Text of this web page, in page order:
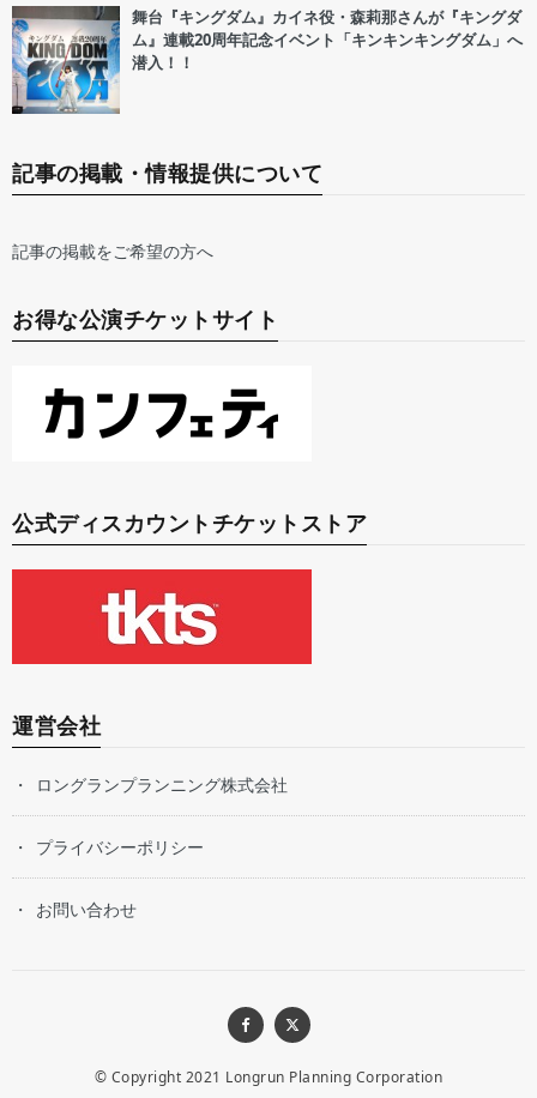
舞台『キングダム』カイネ役・森莉那さんが『キングダ
ム』連載20周年記念イベント「キンキンキングダム」へ
潜入！！
記事の掲載・情報提供について
記事の掲載をご希望の方へ
お得な公演チケットサイト
公式ディスカウントチケットストア
運営会社
ロングランプランニング株式会社
プライバシーポリシー
お問い合わせ
© Copyright 2021 Longrun Planning Corporation